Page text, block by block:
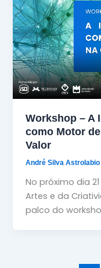
Workshop – A
como Motor
Valor
André Silva
No próximo dia
Artes e da
palco do